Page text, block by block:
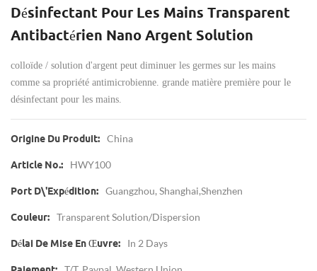
Désinfectant Pour Les Mains Transparent
Antibactérien Nano Argent Solution
colloïde / solution d'argent peut diminuer les germes sur les mains
comme sa propriété antimicrobienne. grande matière première pour le
désinfectant pour les mains.
Origine Du Produit: China
Article No.: HWY100
Port D\'expédition: Guangzhou, Shanghai,Shenzhen
Couleur: Transparent Solution/dispersion
Délai De Mise En Œuvre: In 2 Days